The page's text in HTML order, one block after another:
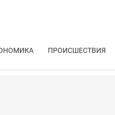
ПРОИСШЕСТВИЯ